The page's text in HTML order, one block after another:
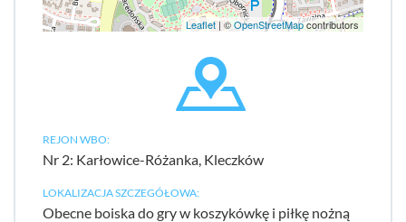
Leaflet | ©OpenStreetMapcontributors
REJON WBO:
Nr 2: Karłowice-Różanka, Kleczków
LOKALIZACJA SZCZEGÓŁOWA:
Obecne boiska do gry w koszykówkę i piłkę nożną